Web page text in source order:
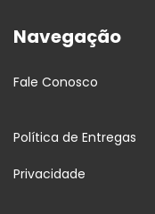
Navegação
Fale Conosco
Política de Entregas
Privacidade